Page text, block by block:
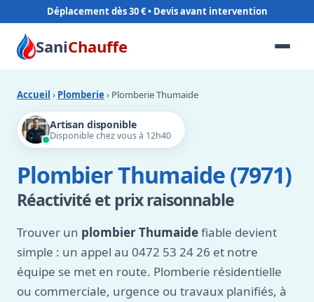
Déplacement dès 30 €
SaniChauffe
Accueil › Plomberie › Plomberie Thumaide
Artisan disponible
Disponible chez vous à 12h40
Plombier Thumaide (7971)
Réactivité et prix raisonnable
Trouver un plombier Thumaidefiable devient
simple : un appel au 0472 53 24 26 et notre
équipe se met en route. Plomberie résidentielle
ou commerciale, urgence ou travaux planifiés, à